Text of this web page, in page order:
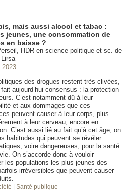
mais aussi alcool et tabac :
jeunes, une consommation de
en baisse ?
HDR en science politique et sc. de
2023
des drogues restent très clivées,
aujourd’hui consensus : la protection
C’est notamment dû à leur
et aux dommages que ces
peuvent causer à leur corps, plus
à leur cerveau, encore en
C’est aussi lié au fait qu’à cet âge, on
habitudes qui peuvent se révéler
voire dangereuses, pour la santé
On s’accorde donc à vouloir
les populations les plus jeunes des
irréversibles que peuvent causer
| Santé publique